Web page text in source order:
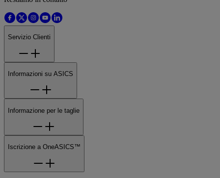
Servizio Clienti
Informazioni su ASICS
Informazione per le taglie
Iscrizione a OneASICS™